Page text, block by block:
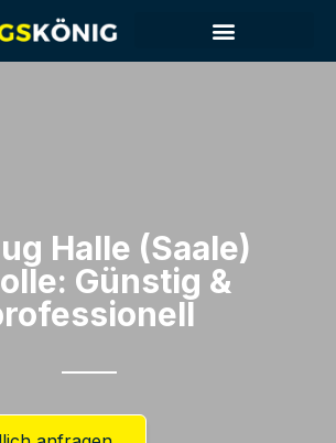
Halle (Saale)​
Günstig &